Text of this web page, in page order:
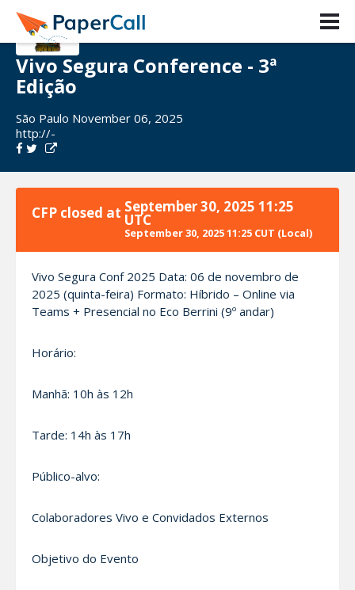
Vivo Segura Conference - 3ª
Edição
São Paulo November 06, 2025
http://-
CFP closed at September 30, 2025 11:25
UTC
September 30, 2025 11:25 CUT (Local)
Vivo Segura Conf 2025 Data: 06 de novembro de
2025 (quinta-feira) Formato: Híbrido – Online via
Teams + Presencial no Eco Berrini (9º andar)
Horário:
Manhã: 10h às 12h
Tarde: 14h às 17h
Público-alvo:
Colaboradores Vivo e Convidados Externos
Objetivo do Evento